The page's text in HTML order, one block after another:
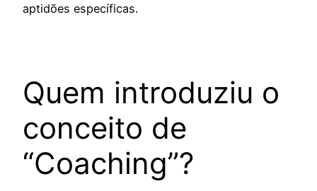
aptidões específicas.
Quem introduziu o
conceito de
“Coaching”?